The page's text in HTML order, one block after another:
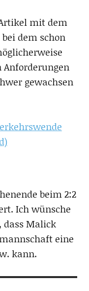
mit dem
dem schon
Anforderungen
gewachsen
beim 2:2
Ich wünsche
dass Malick
eine
kann.